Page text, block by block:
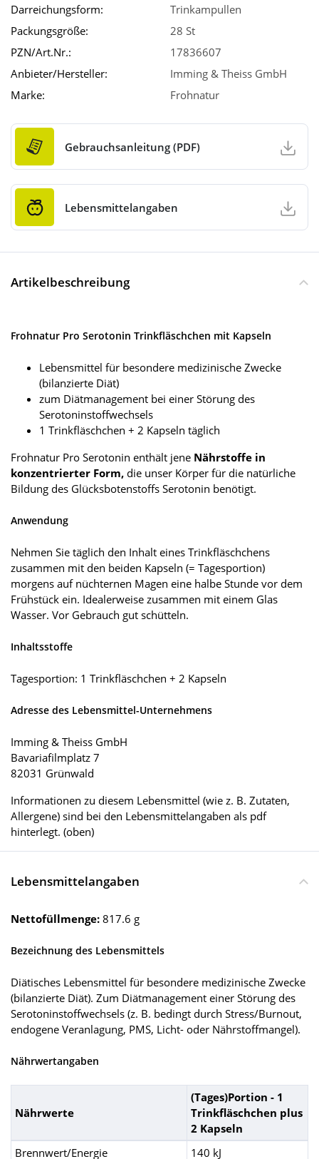
Darreichungsform:
Trinkampullen
Packungsgröße:
28 St
PZN/Art.Nr.:
17836607
Anbieter/Hersteller:
Imming & Theiss GmbH
Marke:
Frohnatur
Gebrauchsanleitung (PDF)
Lebensmittelangaben
Artikelbeschreibung
Frohnatur Pro Serotonin Trinkfläschchen mit Kapseln
Lebensmittel für besondere medizinische Zwecke
(bilanzierte Diät)
zum Diätmanagement bei einer Störung des
Serotoninstoffwechsels
1 Trinkfläschchen + 2 Kapseln täglich
Frohnatur Pro Serotonin enthält jene Nährstoffe in
konzentrierter Form, die unser Körper für die natürliche
Bildung des Glücksbotenstoffs Serotonin benötigt.
Anwendung
Nehmen Sie täglich den Inhalt eines Trinkfläschchens
zusammen mit den beiden Kapseln (= Tagesportion)
morgens auf nüchternen Magen eine halbe Stunde vor dem
Frühstück ein. Idealerweise zusammen mit einem Glas
Wasser. Vor Gebrauch gut schütteln.
Inhaltsstoffe
Tagesportion: 1 Trinkfläschchen + 2 Kapseln
Adresse des Lebensmittel-Unternehmens
Imming & Theiss GmbH
Bavariafilmplatz 7
82031 Grünwald
Informationen zu diesem Lebensmittel (wie z. B. Zutaten,
Allergene) sind bei den Lebensmittelangaben als pdf
hinterlegt. (oben)
Lebensmittelangaben
Nettofüllmenge: 817.6 g
Bezeichnung des Lebensmittels
Diätisches Lebensmittel für besondere medizinische Zwecke
(bilanzierte Diät). Zum Diätmanagement einer Störung des
Serotoninstoffwechsels (z. B. bedingt durch Stress/Burnout,
endogene Veranlagung, PMS, Licht- oder Nährstoffmangel).
Nährwertangaben
Nährwerte
(Tages)Portion - 1
Trinkfläschchen plus
2 Kapseln
Brennwert/Energie
140 kJ